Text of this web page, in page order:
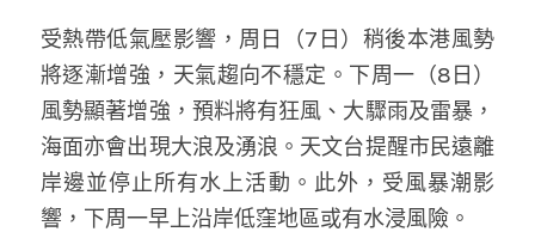
汪明欣專欄
張美雄專欄
莊豪鋒專欄
受熱帶低氣壓影響，周日（7日）稍後本港風勢
將逐漸增強，天氣趨向不穩定。下周一（8日）
風勢顯著增強，預料將有狂風、大驟雨及雷暴，
海面亦會出現大浪及湧浪。天文台提醒市民遠離
岸邊並停止所有水上活動。此外，受風暴潮影
響，下周一早上沿岸低窪地區或有水浸風險。